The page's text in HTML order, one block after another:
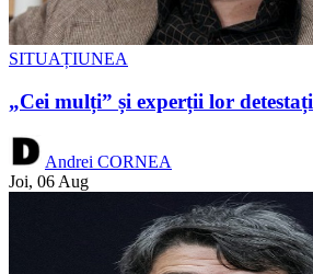
SITUAȚIUNEA
„Cei mulți” și experții lor detestați
Andrei CORNEA
Joi, 06 Aug